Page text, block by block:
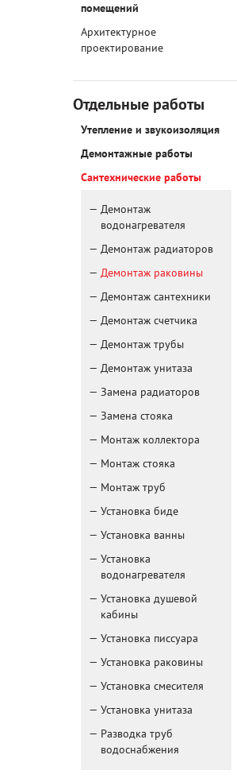
помещений
Архитектурное
проектирование
Отдельные работы
Утепление и звукоизоляция
Демонтажные работы
Сантехнические работы
Демонтаж
водонагревателя
Демонтаж радиаторов
Демонтаж раковины
Демонтаж сантехники
Демонтаж счетчика
Демонтаж трубы
Демонтаж унитаза
Замена радиаторов
Замена стояка
Монтаж коллектора
Монтаж стояка
Монтаж труб
Установка биде
Установка ванны
Установка
водонагревателя
Установка душевой
кабины
Установка писсуара
Установка раковины
Установка смесителя
Установка унитаза
Разводка труб
водоснабжения